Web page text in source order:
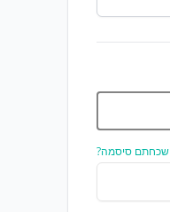
שכחתם סיסמה?